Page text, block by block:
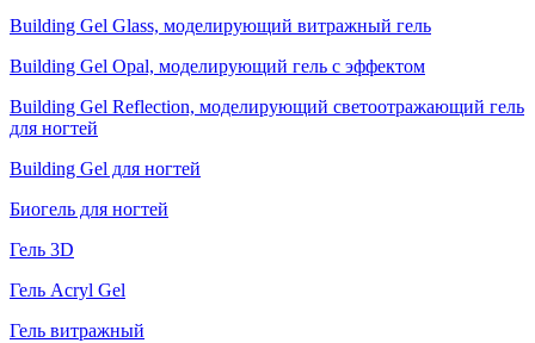
Building Gel Glass, моделирующий витражный гель
Building Gel Opal, моделирующий гель с эффектом
Building Gel Reflection, моделирующий светоотражающий гель
для ногтей
Building Gel для ногтей
Биогель для ногтей
Гель 3D
Гель Acryl Gel
Гель витражный